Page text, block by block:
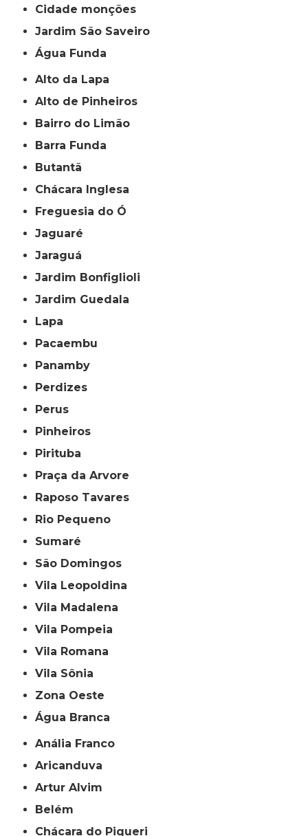
cidade monções
jardim São Saveiro
Água Funda
Alto da Lapa
Alto de Pinheiros
Bairro do Limão
Barra Funda
Butantã
Chácara Inglesa
Freguesia do Ó
Jaguaré
Jaraguá
Jardim Bonfiglioli
Jardim Guedala
Lapa
Pacaembu
Panamby
Perdizes
Perus
Pinheiros
Pirituba
Praça da Arvore
Raposo Tavares
Rio Pequeno
Sumaré
São Domingos
Vila Leopoldina
Vila Madalena
Vila Pompeia
Vila Romana
Vila Sônia
Zona Oeste
Água Branca
Anália Franco
Aricanduva
Artur Alvim
Belém
Chácara do Piqueri